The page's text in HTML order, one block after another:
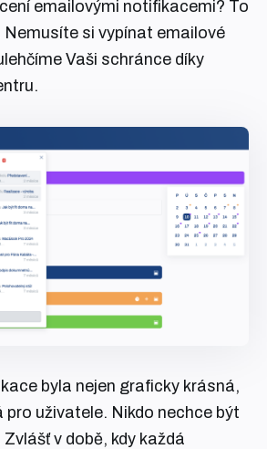
emailovými notifikacemi? To
Nemusíte si vypínat emailové
Vaši schránce díky
byla nejen graficky krásná,
pro uživatele. Nikdo nechce být
v době, kdy každá